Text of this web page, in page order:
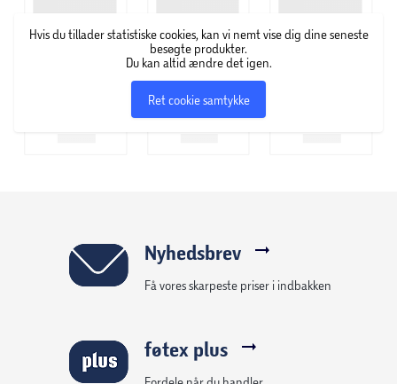
Hvis du tillader statistiske cookies, kan vi nemt vise dig dine seneste
besøgte produkter.
Du kan altid ændre det igen.
Ret cookie samtykke
Nyhedsbrev
Få vores skarpeste priser i indbakken
føtex plus